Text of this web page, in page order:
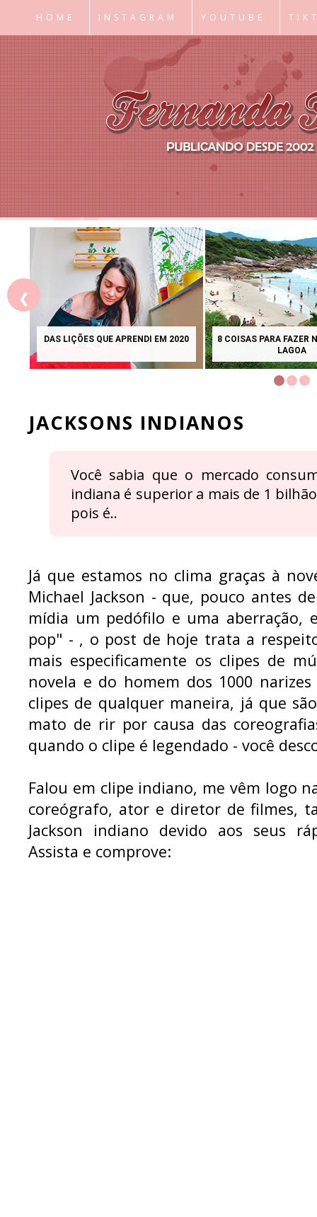
HOME INSTAGRAM YOUTUBE
DAS LIÇÕES QUE APRENDI EM 2020
8 COISAS PARA FAZER
LAGOA
❮
JACKSONS INDIANOS
Você sabia que o mercado
indiana é superior a mais de 1
pois é..
Já que estamos no clima graças à
Michael Jackson - que, pouco antes
mídia um pedófilo e uma
pop" - , o post de hoje trata a
mais especificamente os clipes de
novela e do homem dos 1000
clipes de qualquer maneira, já que
mato de rir por causa das
quando o clipe é legendado - você
Falou em clipe indiano, me vêm logo
coreógrafo, ator e diretor de filmes,
Jackson indiano devido aos seus
Assista e comprove: